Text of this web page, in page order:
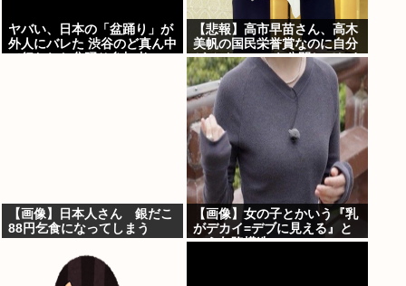
ヤバい、日本の「盆踊り」が
外人にバレた 渋谷のど真ん中
【悲報】高市早苗さん、高木
美帆の国民栄誉賞なのに自分
がメインのPVを公開してしま
う
【画像】日本人さん 銀だこ
88円乞食になってしまう
【画像】女の子とかいう『乳
がデカイ=デブに見える』と
いう欠陥構造www